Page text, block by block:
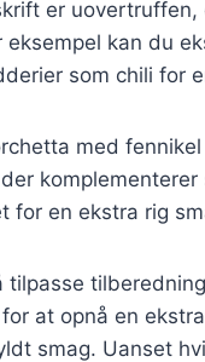
er
kan du
som chili for
med
for en ekstra rig
tilpasse
at opnå en
smag. Uanset